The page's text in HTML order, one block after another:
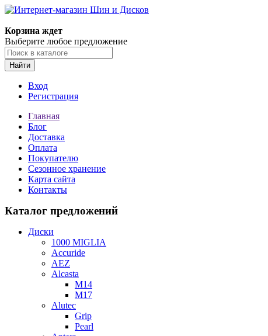
Корзина ждет
Выберите любое предложение
Найти
Вход
Регистрация
Главная
Блог
Доставка
Оплата
Покупателю
Сезонное хранение
Карта сайта
Контакты
Каталог предложений
Диски
1000 MIGLIA
Accuride
AEZ
Alcasta
M14
M17
Alutec
Grip
Pearl